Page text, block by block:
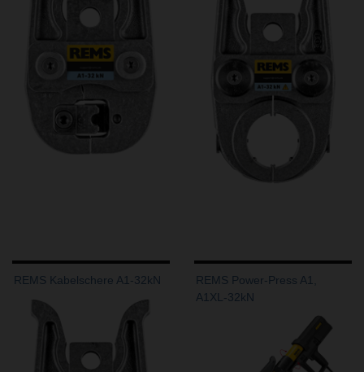
REMS Kabelschere A1-32kN
REMS Power-Press A1,
A1XL-32kN